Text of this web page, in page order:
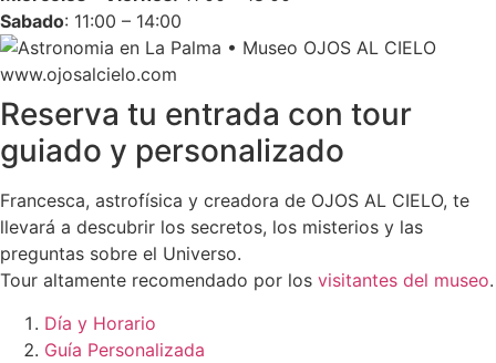
Sabado: 11:00 – 14:00
Reserva tu entrada con tour
guiado y personalizado
Francesca, astrofísica y creadora de OJOS AL CIELO, te
llevará a descubrir los secretos, los misterios y las
preguntas sobre el Universo.
Tour altamente recomendado por los visitantes del museo.
Día y Horario
Guía Personalizada